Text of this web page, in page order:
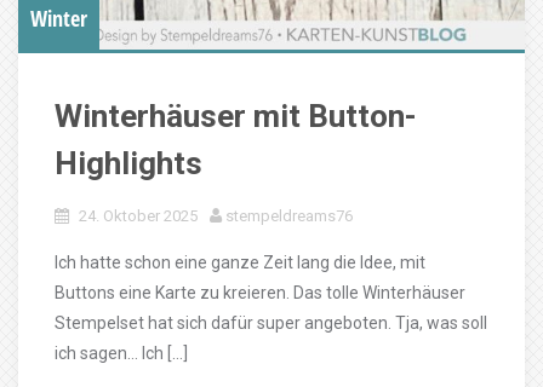
Winter
Winterhäuser mit Button-
Highlights
24. Oktober 2025 stempeldreams76
Ich hatte schon eine ganze Zeit lang die Idee, mit
Buttons eine Karte zu kreieren. Das tolle Winterhäuser
Stempelset hat sich dafür super angeboten. Tja, was soll
ich sagen… Ich […]